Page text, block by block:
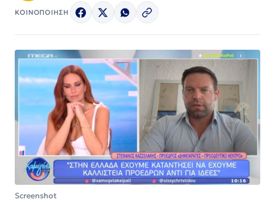
ΚΟΙΝΟΠΟΙΗΣΗ
Screenshot